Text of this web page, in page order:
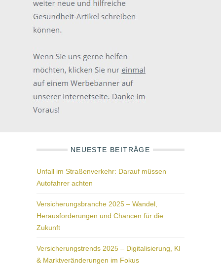
NEUESTE BEITRÄGE
Unfall im Straßenverkehr: Darauf müssen
Autofahrer achten
Versicherungsbranche 2025 – Wandel,
Herausforderungen und Chancen für die
Zukunft
Versicherungstrends 2025 – Digitalisierung, KI
& Marktveränderungen im Fokus